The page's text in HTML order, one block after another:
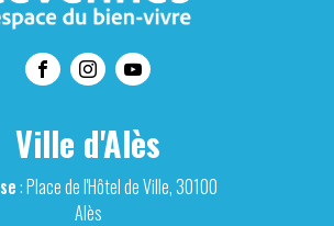
Ville d'Alès
: Place de l'Hôtel de Ville, 30100
Alès